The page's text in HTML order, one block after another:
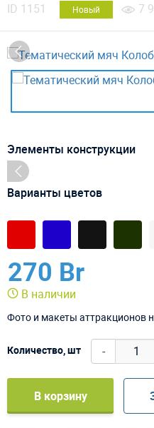
ID 1151 Новый 7
Элементы конструкции
Варианты цветов
270 Br
В наличии
Фото и макеты аттракционов
Количество, шт -
В корзину